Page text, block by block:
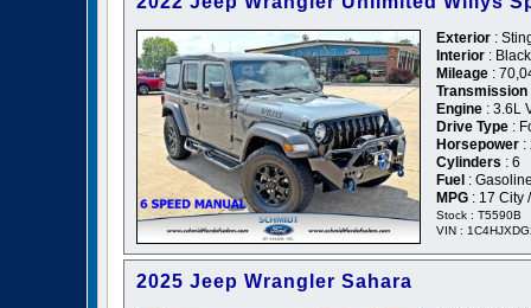
Exterior :
Interior :
Mileage :
Transmission
Engine : 3.6L
Drive Type :
Horsepower :
Cylinders : 6
Fuel :
MPG : 17 City
Stock : T5590B
VIN :
2025 Jeep Wrangler Sahara